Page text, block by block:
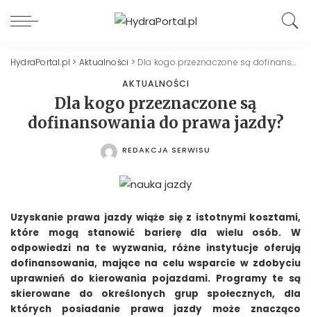
HydraPortal.pl > Aktualności > Dla kogo przeznaczone są dofinansowania do prawa jazdy?
AKTUALNOŚCI
Dla kogo przeznaczone są
dofinansowania do prawa jazdy?
POSTED
REDAKCJA SERWISU
Uzyskanie prawa jazdy wiąże się z istotnymi kosztami,
które mogą stanowić barierę dla wielu osób. W
odpowiedzi na te wyzwania, różne instytucje oferują
dofinansowania, mające na celu wsparcie w zdobyciu
uprawnień do kierowania pojazdami. Programy te są
skierowane do określonych grup społecznych, dla
których posiadanie prawa jazdy może znacząco